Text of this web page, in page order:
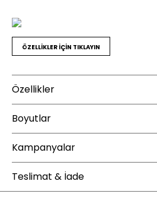
ÖZELLİKLER İÇİN TIKLAYIN
Özellikler
Gövde Malzeme Bilgisi : Metal
Ek Bilgiler
Boyutlar
Yükseklik (mm) :
Kampanyalar
YENİ ÜYE KAMPANYASI
Teslimat & İade